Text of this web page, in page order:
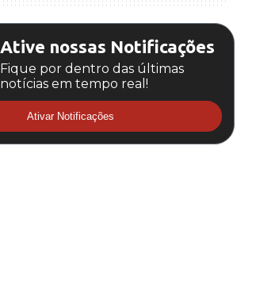
Ative nossas Notificações
Fique por dentro das últimas
notícias em tempo real!
Ativar Notificações